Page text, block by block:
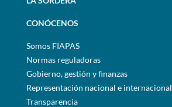
CONÓCENOS
Somos FIAPAS
Normas reguladoras
Gobierno, gestión y finanzas
Representación nacional e internacional
Transparencia